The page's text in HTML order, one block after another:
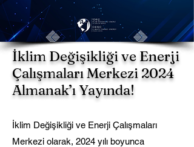
İklim Değişikliği ve Enerji
Çalışmaları Merkezi 2024
Almanak’ı Yayında!
İklim Değişikliği ve Enerji Çalışmaları
Merkezi olarak, 2024 yılı boyunca